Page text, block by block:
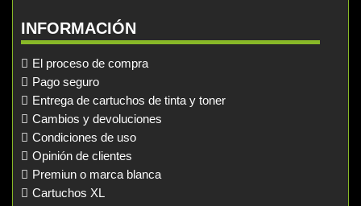
INFORMACIÓN
El proceso de compra
Pago seguro
Entrega de cartuchos de tinta y toner
Cambios y devoluciones
Condiciones de uso
Opinión de clientes
Premiun o marca blanca
Cartuchos XL